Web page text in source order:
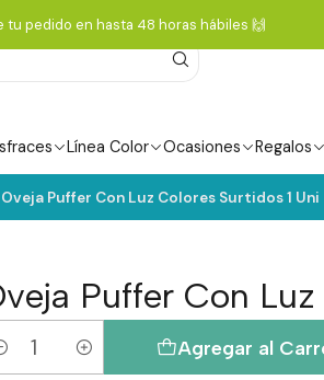
Línea Color Ocasiones Regalos
tu pedido en hasta 48 horas hábiles 🙌
Oveja Puffer Con Luz Colores Surtidos 1 Uni
Puffer Con
Agregar al